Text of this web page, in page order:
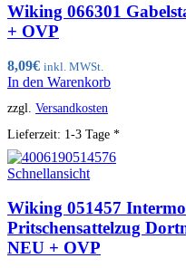
Wiking 066301
+ OVP
8,09€ inkl. MWSt.
In den Warenkorb
zzgl. Versandkosten
Lieferzeit: 1-3 Tage *
Schnellansicht
Wiking 051457
Pritschensattelzug
NEU + OVP